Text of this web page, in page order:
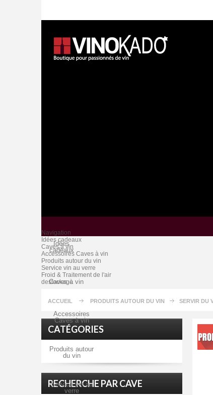
Idées
cadeaux
Caves à vin
Accessoires
Caves à vin
Produits autour
du vin
Service vin au
verre
Navigation
Idées cadeaux
Caves à vin
Accessoires Caves à vin
Produits autour du vin
Service vin au verre
Froid & Traitement de l'air
destockage
ACCUEIL PRODUITS AUTOUR DU VIN SERVIR DU
CATÉGORIES
RECHERCHE PAR CAVE